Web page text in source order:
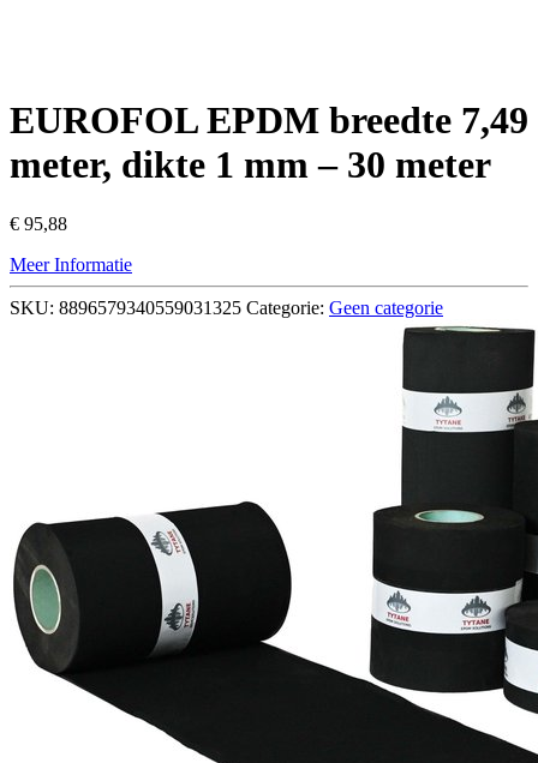
EUROFOL EPDM breedte 7,49
meter, dikte 1 mm – 30 meter
€ 95,88
Meer Informatie
SKU: 8896579340559031325 Categorie: Geen categorie